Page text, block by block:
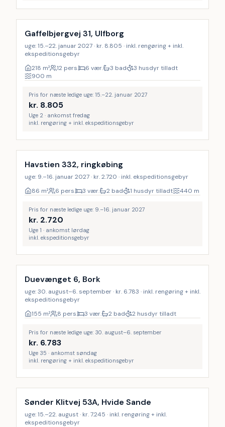
Inkl. rengøring
Gaffelbjergvej 31, Ulfborg
uge: 15.–22. januar 2027 · kr. 8.805 · inkl. rengøring + inkl.
ekspeditionsgebyr
218 m² 12 pers. 6 vær. 3 bad
3 husdyr tilladt
900 m
Pris for næste ledige uge: 15.–22. januar 2027
kr. 8.805
Uge 2 · ankomst fredag
inkl. rengøring + inkl. ekspeditionsgebyr
Havstien 332, ringkøbing
uge: 9.–16. januar 2027 · kr. 2.720 · inkl. ekspeditionsgebyr
86 m² 6 pers. 3 vær. 2 bad 1 husdyr tilladt 440 m
Pris for næste ledige uge: 9.–16. januar 2027
kr. 2.720
Uge 1 · ankomst lørdag
inkl. ekspeditionsgebyr
Inkl. rengøring
Duevænget 6, Bork
uge: 30. august–6. september · kr. 6.783 · inkl. rengøring + inkl.
ekspeditionsgebyr
155 m² 8 pers. 3 vær. 2 bad 2 husdyr tilladt
Pris for næste ledige uge: 30. august–6. september
kr. 6.783
Uge 35 · ankomst søndag
inkl. rengøring + inkl. ekspeditionsgebyr
LAST MINUTE
Inkl. rengøring
Sønder Klitvej 53A, Hvide Sande
uge: 15.–22. august · kr. 7.245 · inkl. rengøring + inkl.
ekspeditionsgebyr